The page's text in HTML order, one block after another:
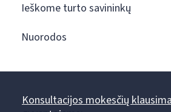
Ieškome turto savininkų
Nuorodos
Konsultacijos mokesčių